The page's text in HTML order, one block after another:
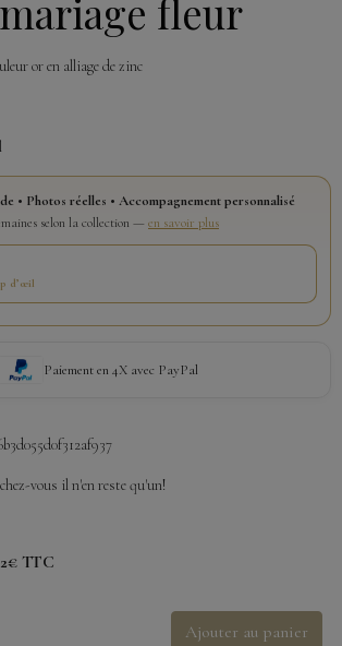
fleur
or en alliage de zinc
• Photos réelles • Accompagnement personnalisé
selon la collection — en savoir plus
d’œil
Paiement en 4X avec PayPal
vous il n'en reste qu'un!
TTC
Ajouter au panier